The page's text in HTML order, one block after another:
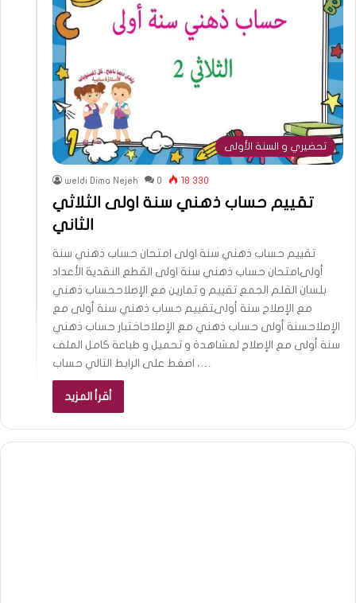
تحضيري و السنة الأولى
weldi Dima Nejeh 0 18 330
تقييم حساب ذهني سنة اولى الثلاثي
الثاني
تقييم حساب ذهني سنة اولى امتحان حساب ذهني سنة
أولىامتحان حساب ذهني سنة اولى القطع النقدية الأعداد
بلسان القلم الجمع تقييم و تمارين مع الإصلاححساب ذهني
مع الإصلاح سنة أولىتقييم حساب ذهني سنة أولى مع
الإصلاحسنة أولى حساب ذهني مع الإصلاحاختبار حساب ذهني
سنة أولى مع الإصلاح لمشاهدة و تحميل و طباعة كامل الملف
، اضغط على الرابط التالي حساب…
أقرأ المزيد